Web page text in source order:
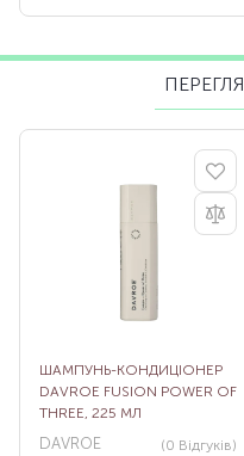
ШАМПУНЬ-КОНДИЦІОНЕР
DAVROE FUSION POWER OF
THREE, 225 МЛ
DAVROE (0 Відгуків)